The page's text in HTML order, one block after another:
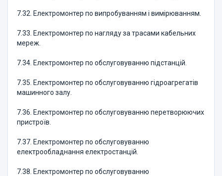
7.32. Електромонтер по випробуванням і вимірюванням.
7.33. Електромонтер по нагляду за трасами кабельних
мереж.
7.34. Електромонтер по обслуговуванню підстанцій.
7.35. Електромонтер по обслуговуванню гідроагрегатів
машинного залу.
7.36. Електромонтер по обслуговуванню перетворюючих
пристроїв.
7.37. Електромонтер по обслуговуванню
електрообладнання електростанцій.
7.38. Електромонтер по обслуговуванню